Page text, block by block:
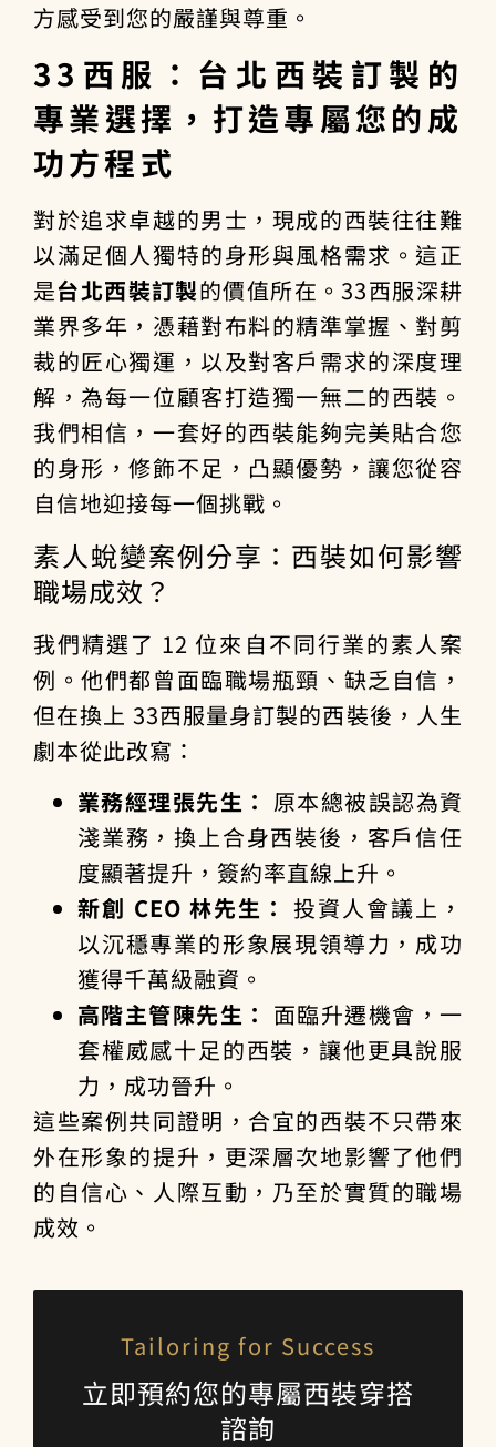
方感受到您的嚴謹與尊重。
33西服：台北西裝訂製的
專業選擇，打造專屬您的成
功方程式
對於追求卓越的男士，現成的西裝往往難
以滿足個人獨特的身形與風格需求。這正
是台北西裝訂製的價值所在。33西服深耕
業界多年，憑藉對布料的精準掌握、對剪
裁的匠心獨運，以及對客戶需求的深度理
解，為每一位顧客打造獨一無二的西裝。
我們相信，一套好的西裝能夠完美貼合您
的身形，修飾不足，凸顯優勢，讓您從容
自信地迎接每一個挑戰。
素人蛻變案例分享：西裝如何影響
職場成效？
我們精選了 12 位來自不同行業的素人案
例。他們都曾面臨職場瓶頸、缺乏自信，
但在換上 33西服量身訂製的西裝後，人生
劇本從此改寫：
業務經理張先生： 原本總被誤認為資
淺業務，換上合身西裝後，客戶信任
度顯著提升，簽約率直線上升。
新創 CEO 林先生： 投資人會議上，
以沉穩專業的形象展現領導力，成功
獲得千萬級融資。
高階主管陳先生： 面臨升遷機會，一
套權威感十足的西裝，讓他更具說服
力，成功晉升。
這些案例共同證明，合宜的西裝不只帶來
外在形象的提升，更深層次地影響了他們
的自信心、人際互動，乃至於實質的職場
成效。
Tailoring for Success
立即預約您的專屬西裝穿搭
諮詢